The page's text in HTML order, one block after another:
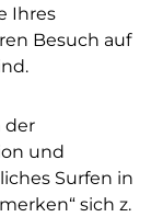
Ihres
Besuch auf
der
und
Surfen in
sich z.